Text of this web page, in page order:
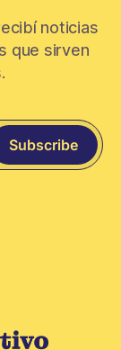
noticias
que sirven
Subscribe